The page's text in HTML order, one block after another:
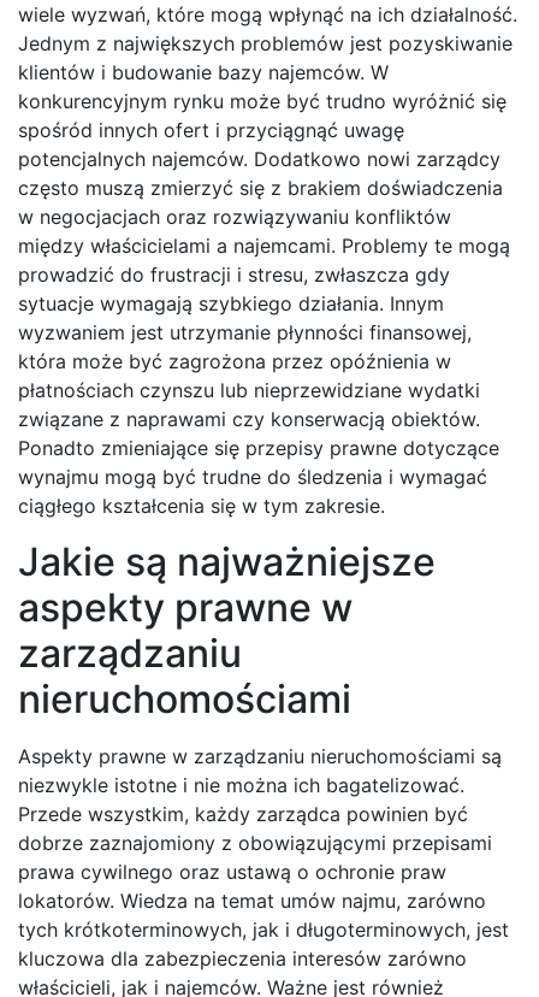
wiele wyzwań, które mogą wpłynąć na ich działalność.
Jednym z największych problemów jest pozyskiwanie
klientów i budowanie bazy najemców. W
konkurencyjnym rynku może być trudno wyróżnić się
spośród innych ofert i przyciągnąć uwagę
potencjalnych najemców. Dodatkowo nowi zarządcy
często muszą zmierzyć się z brakiem doświadczenia
w negocjacjach oraz rozwiązywaniu konfliktów
między właścicielami a najemcami. Problemy te mogą
prowadzić do frustracji i stresu, zwłaszcza gdy
sytuacje wymagają szybkiego działania. Innym
wyzwaniem jest utrzymanie płynności finansowej,
która może być zagrożona przez opóźnienia w
płatnościach czynszu lub nieprzewidziane wydatki
związane z naprawami czy konserwacją obiektów.
Ponadto zmieniające się przepisy prawne dotyczące
wynajmu mogą być trudne do śledzenia i wymagać
ciągłego kształcenia się w tym zakresie.
Jakie są najważniejsze
aspekty prawne w
zarządzaniu
nieruchomościami
Aspekty prawne w zarządzaniu nieruchomościami są
niezwykle istotne i nie można ich bagatelizować.
Przede wszystkim, każdy zarządca powinien być
dobrze zaznajomiony z obowiązującymi przepisami
prawa cywilnego oraz ustawą o ochronie praw
lokatorów. Wiedza na temat umów najmu, zarówno
tych krótkoterminowych, jak i długoterminowych, jest
kluczowa dla zabezpieczenia interesów zarówno
właścicieli, jak i najemców. Ważne jest również